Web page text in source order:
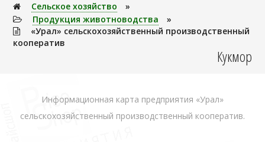
Сельское хозяйство
»
Продукция животноводства
»
«Урал» сельскохозяйственный производственный
кооператив
Кукмор
Информационная карта предприятия «Урал»
сельскохозяйственный производственный кооператив.